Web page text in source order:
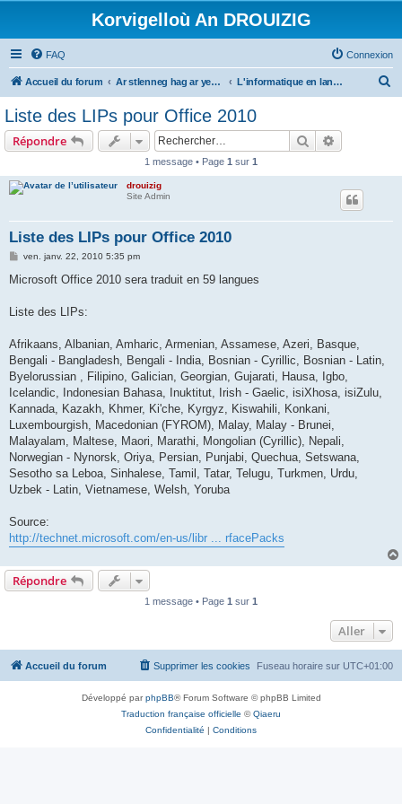
Korvigelloù An DROUIZIG
FAQ Connexion
Accueil du forum Ar stlenneg hag ar yezhoù bihan er bed a-bezh L'informatique en langues régionales et minoritaires
Liste des LIPs pour Office 2010
Répondre Rechercher
1 message • Page 1 sur 1
drouizig
Site Admin
Liste des LIPs pour Office 2010
M
s
g
ven. janv. 22, 2010 5:35 pm
Microsoft Office 2010 sera traduit en 59 langues
Liste des LIPs:
Afrikaans, Albanian, Amharic, Armenian, Assamese, Azeri, Basque,
Bengali - Bangladesh, Bengali - India, Bosnian - Cyrillic, Bosnian - Latin,
Byelorussian , Filipino, Galician, Georgian, Gujarati, Hausa, Igbo,
Icelandic, Indonesian Bahasa, Inuktitut, Irish - Gaelic, isiXhosa, isiZulu,
Kannada, Kazakh, Khmer, Ki'che, Kyrgyz, Kiswahili, Konkani,
Luxembourgish, Macedonian (FYROM), Malay, Malay - Brunei,
Malayalam, Maltese, Maori, Marathi, Mongolian (Cyrillic), Nepali,
Norwegian - Nynorsk, Oriya, Persian, Punjabi, Quechua, Setswana,
Sesotho sa Leboa, Sinhalese, Tamil, Tatar, Telugu, Turkmen, Urdu,
Uzbek - Latin, Vietnamese, Welsh, Yoruba
Source:
http://technet.microsoft.com/en-us/libr ... rfacePacks
Répondre
1 message • Page 1 sur 1
Aller
Accueil du forum Fuseau horaire sur UTC+01:00
Supprimer les cookies
Développé parphpBB® Forum Software © phpBB Limited
Traduction française officielle ©Qiaeru
Confidentialité | Conditions